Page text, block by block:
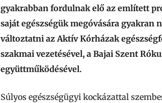
gyakrabban fordulnak elő az említett
saját egészségük megóvására gyakran
változtatni az Aktív Kórházak
szakmai vezetésével, a Bajai Szent
együttműködésével.
Súlyos egészségügyi kockázattal